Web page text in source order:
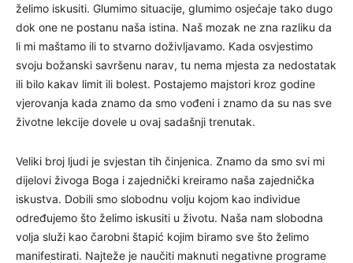
želimo iskusiti. Glumimo situacije, glumimo osjećaje tako dugo
dok one ne postanu naša istina. Naš mozak ne zna razliku da
li mi maštamo ili to stvarno doživljavamo. Kada osvjestimo
svoju božanski savršenu narav, tu nema mjesta za nedostatak
ili bilo kakav limit ili bolest. Postajemo majstori kroz godine
vjerovanja kada znamo da smo vođeni i znamo da su nas sve
životne lekcije dovele u ovaj sadašnji trenutak.
Veliki broj ljudi je svjestan tih činjenica. Znamo da smo svi mi
dijelovi živoga Boga i zajednički kreiramo naša zajednička
iskustva. Dobili smo slobodnu volju kojom kao individue
određujemo što želimo iskusiti u životu. Naša nam slobodna
volja služi kao čarobni štapić kojim biramo sve što želimo
manifestirati. Najteže je naučiti maknuti negativne programe